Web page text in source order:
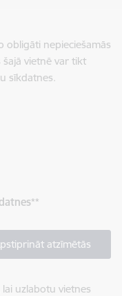
obligāti nepieciešamās
vietnē var tikt
sīkdatnes.
**
atzīmētās
uzlabotu vietnes